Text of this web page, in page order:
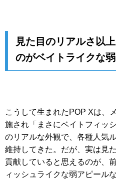
見た目のリアルさ以
のがベイトライクな
こうして生まれたPOP Xは、
施され「まさにベイトフィッ
のリアルな外観で、各種人気
維持してきた。だが、実は見
貢献していると思えるのが、
ィッシュライクな弱アピールな